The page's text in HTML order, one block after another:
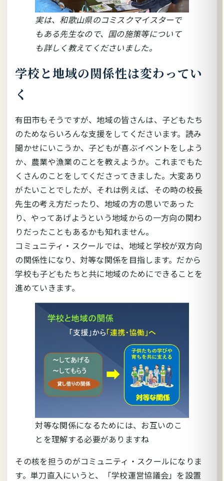
実は、和歌山県のコミスクマイスターで
もある先生なので、国の施策等について
も詳しく教えてくださいました。
学校と地域の関係性は変わってい
く
有田市もそうですが、地域の皆さんは、子どもたち
のためならいろんな支援をしてくださいます。読み
聞かせにいこうか、子どもが喜ぶイベントをしよう
か、農業や漁業のことを教えようか。これまでもた
くさんのことをしてくださってきました。大変あり
がたいことでしたが、それは例えば、その時の校長
先生の考え方だったり、地域の方の思いであった
り、やってあげようという地域からの一方向の関わ
りだったこともあるかも知れません。
コミュニティ・スクールでは、地域と学校が双方向
の関係性になり、対等な関係を目指します。だから
学校も子どもたちと共に地域のためにできることを
進めていきます。
対等な関係になるためには、お互いのこ
とを理解する必要がありますね
その核を担うのがコミュニティ・スクールになりま
す。単刀直入にいうと、「学校運営協議会」を設置